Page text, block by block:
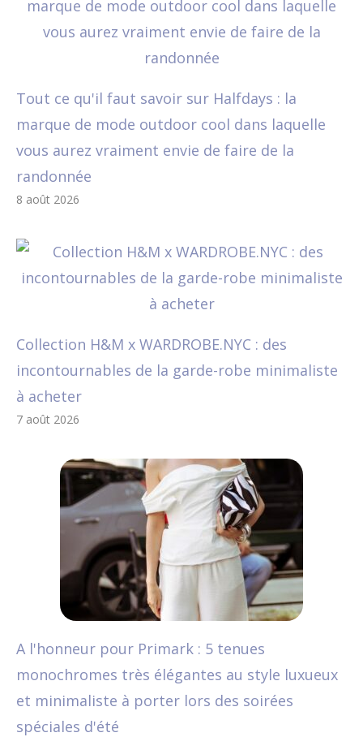
Tout ce qu'il faut savoir sur Halfdays : la
marque de mode outdoor cool dans laquelle
vous aurez vraiment envie de faire de la
randonnée
8 août 2026
Collection H&M x WARDROBE.NYC : des
incontournables de la garde-robe minimaliste
à acheter
7 août 2026
A l'honneur pour Primark : 5 tenues
monochromes très élégantes au style luxueux
et minimaliste à porter lors des soirées
spéciales d'été